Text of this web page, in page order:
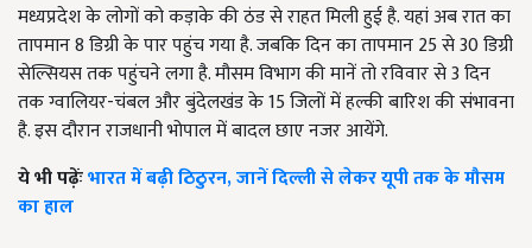
मध्यप्रदेश के लोगों को कड़ाके की ठंड से राहत मिली हुई है. यहां अब रात का
तापमान 8 डिग्री के पार पहुंच गया है. जबकि दिन का तापमान 25 से 30 डिग्री
सेल्सियस तक पहुंचने लगा है. मौसम विभाग की मानें तो रविवार से 3 दिन
तक ग्वालियर-चंबल और बुंदेलखंड के 15 जिलों में हल्की बारिश की संभावना
है. इस दौरान राजधानी भोपाल में बादल छाए नजर आयेंगे.
ये भी पढ़ेंःभारत में बढ़ी ठिठुरन, जानें दिल्ली से लेकर यूपी तक के मौसम
का हाल